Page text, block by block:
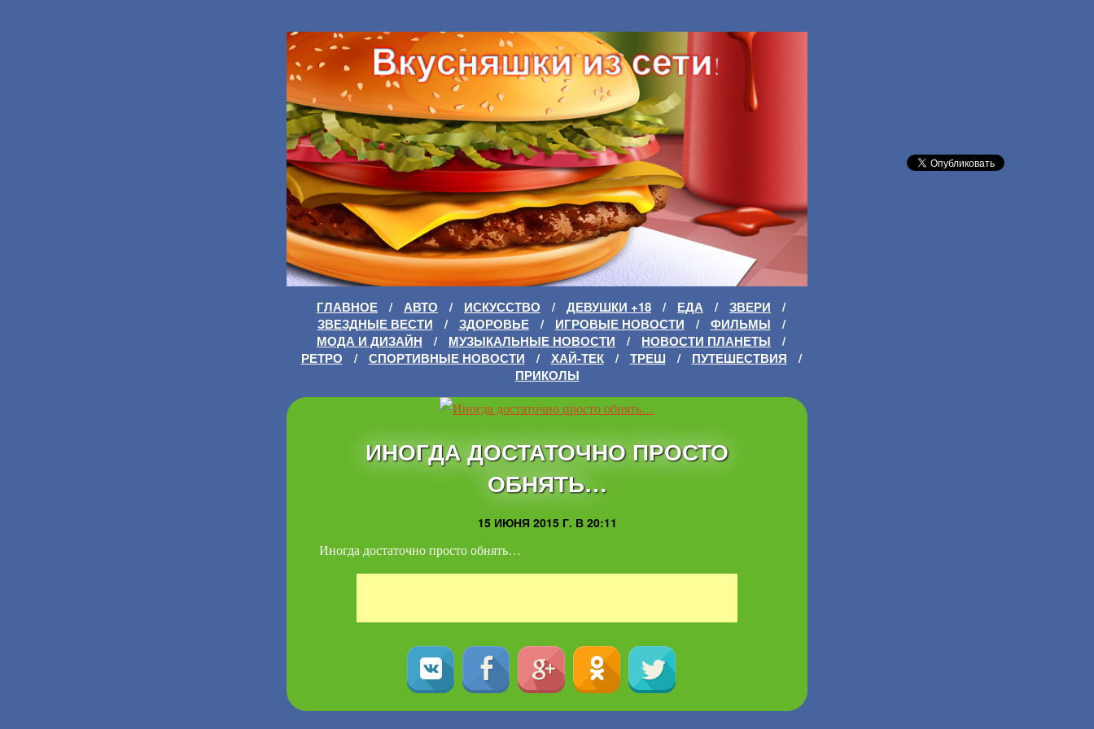
ГЛАВНОЕ / АВТО / ИСКУССТВО / ДЕВУШКИ +18 / ЕДА / ЗВЕРИ
/
ЗВЕЗДНЫЕ ВЕСТИ
/ ЗДОРОВЬЕ / ИГРОВЫЕ НОВОСТИ / ФИЛЬМЫ
/
МОДА И ДИЗАЙН
/ МУЗЫКАЛЬНЫЕ НОВОСТИ / НОВОСТИ ПЛАНЕТЫ
/
РЕТРО
/ СПОРТИВНЫЕ НОВОСТИ / ХАЙ-ТЕК / ТРЕШ / ПУТЕШЕСТВИЯ
/
ПРИКОЛЫ
ИНОГДА ДОСТАТОЧНО ПРОСТО
ОБНЯТЬ…
15 ИЮНЯ 2015 Г. В 20:11
Иногда достаточно просто обнять…